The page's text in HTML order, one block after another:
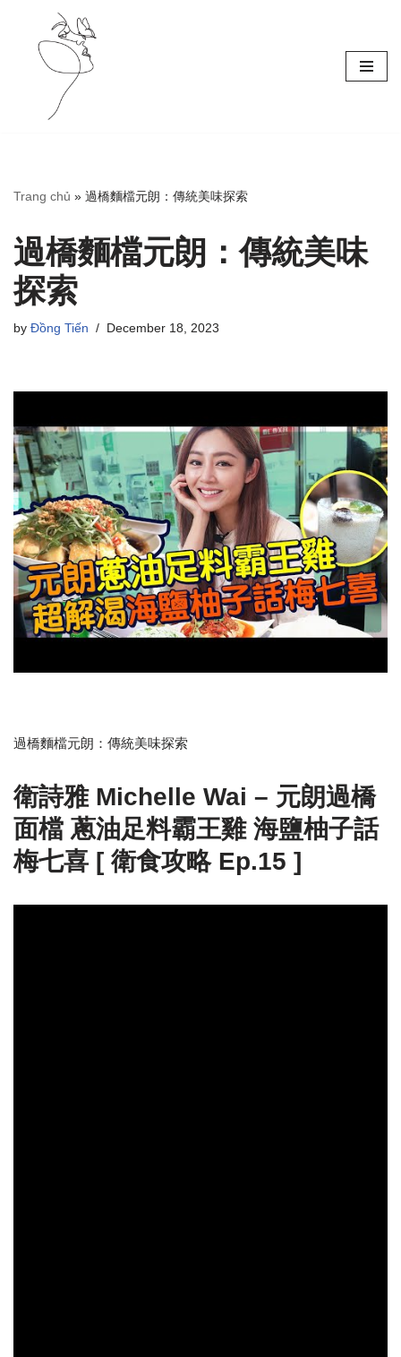
Skip
Trang chủ » 過橋麵檔元朗：傳統美味探索
過橋麵檔元朗：傳統美味
探索
by Đồng Tiến December 18, 2023
過橋麵檔元朗：傳統美味探索
衛詩雅 Michelle Wai – 元朗過橋
面檔 蔥油足料霸王雞 海鹽柚子話
梅七喜 [ 衛食攻略 Ep.15 ]